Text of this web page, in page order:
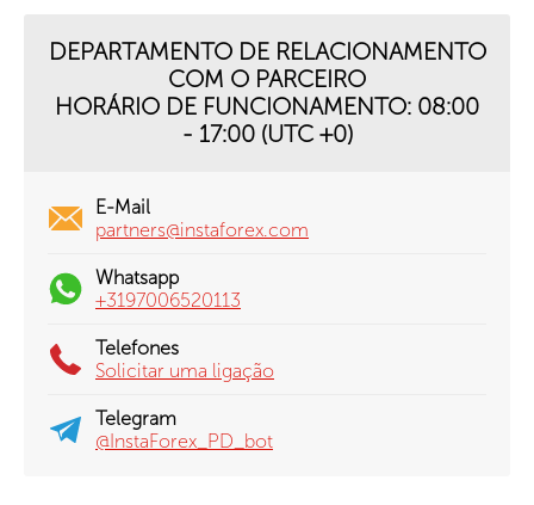
DEPARTAMENTO DE RELACIONAMENTO
COM O PARCEIRO
HORÁRIO DE FUNCIONAMENTO: 08:00
- 17:00 (UTC +0)
E-Mail
partners@instaforex.com
Whatsapp
+3197006520113
Telefones
Solicitar uma ligação
Telegram
@InstaForex_PD_bot